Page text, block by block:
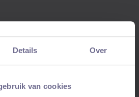
Details Over
van cookies
deze vacature!